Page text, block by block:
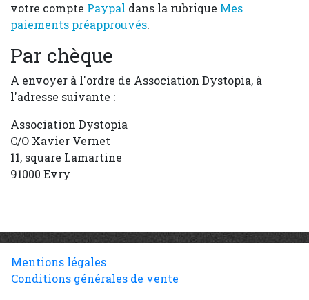
votre compte Paypal dans la rubrique Mes
paiements préapprouvés.
Par chèque
A envoyer à l'ordre de Association Dystopia, à
l'adresse suivante :
Association Dystopia
C/O Xavier Vernet
11, square Lamartine
91000 Evry
Mentions légales
Conditions générales de vente